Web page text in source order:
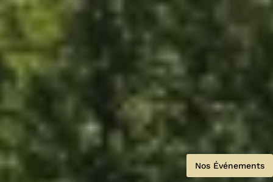
Nos Événements